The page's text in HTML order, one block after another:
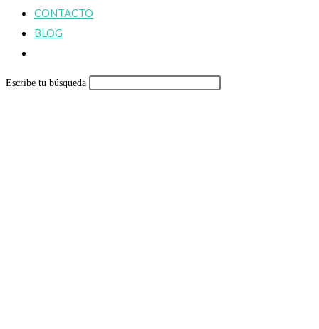
CONTACTO
BLOG
de
Escribe tu búsqueda